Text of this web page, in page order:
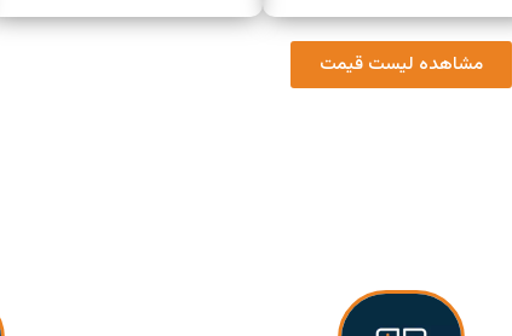
مشاهده لیست قیمت